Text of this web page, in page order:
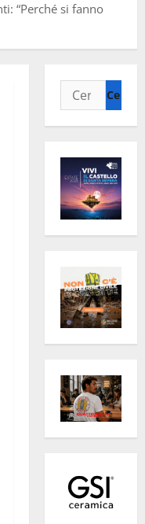
“Perché si fanno
Ricerca
per: